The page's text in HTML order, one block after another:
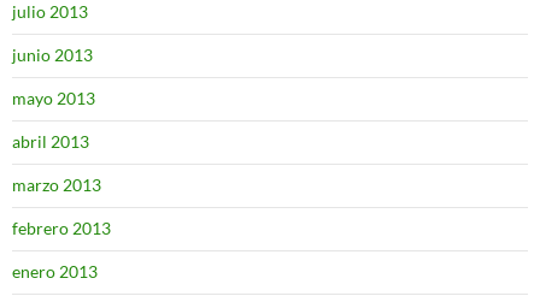
julio 2013
junio 2013
mayo 2013
abril 2013
marzo 2013
febrero 2013
enero 2013